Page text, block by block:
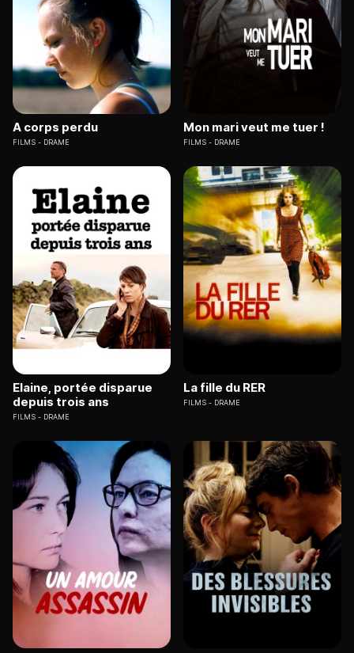
A corps perdu
FILMS DRAME
Mon mari veut me tuer !
FILMS DRAME
Elaine, portée disparue
depuis trois ans
FILMS DRAME
La fille du RER
FILMS DRAME